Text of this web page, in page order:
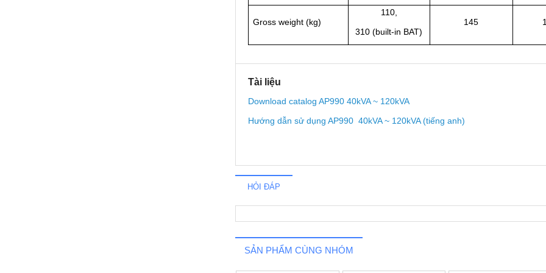
Gross weight (kg)
110,
310 (built-in BAT)
145
Tài liệu
Download catalog AP990 40kVA ~ 120kVA
Hướng dẫn sử dụng AP990 40kVA ~ 120kVA (tiếng anh)
HỎI ĐÁP
SẢN PHẨM CÙNG NHÓM